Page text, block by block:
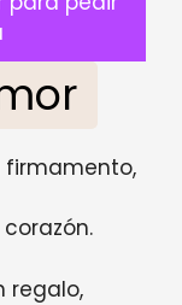
firmamento,
regalo,